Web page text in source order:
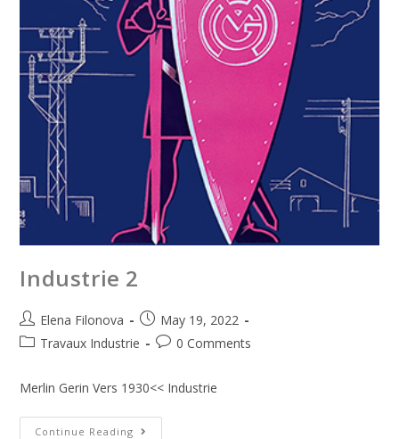
Industrie 2
Elena Filonova
May 19, 2022
Travaux Industrie
0 Comments
Merlin Gerin Vers 1930<< Industrie
Continue Reading